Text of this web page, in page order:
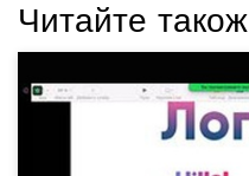
Читайте також